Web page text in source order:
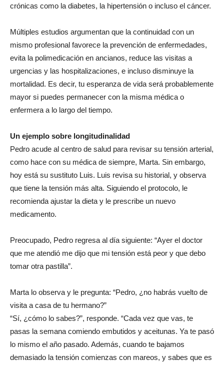
crónicas como la diabetes, la hipertensión o incluso el cáncer.
Múltiples estudios argumentan que la continuidad con un
mismo profesional favorece la prevención de enfermedades,
evita la polimedicación en ancianos, reduce las visitas a
urgencias y las hospitalizaciones, e incluso disminuye la
mortalidad. Es decir, tu esperanza de vida será probablemente
mayor si puedes permanecer con la misma médica o
enfermera a lo largo del tiempo.
Un ejemplo sobre longitudinalidad
Pedro acude al centro de salud para revisar su tensión arterial,
como hace con su médica de siempre, Marta. Sin embargo,
hoy está su sustituto Luis. Luis revisa su historial, y observa
que tiene la tensión más alta. Siguiendo el protocolo, le
recomienda ajustar la dieta y le prescribe un nuevo
medicamento.
Preocupado, Pedro regresa al día siguiente: “Ayer el doctor
que me atendió me dijo que mi tensión está peor y que debo
tomar otra pastilla”.
Marta lo observa y le pregunta: “Pedro, ¿no habrás vuelto de
visita a casa de tu hermano?”
“Sí, ¿cómo lo sabes?”, responde. “Cada vez que vas, te
pasas la semana comiendo embutidos y aceitunas. Ya te pasó
lo mismo el año pasado. Además, cuando te bajamos
demasiado la tensión comienzas con mareos, y sabes que es